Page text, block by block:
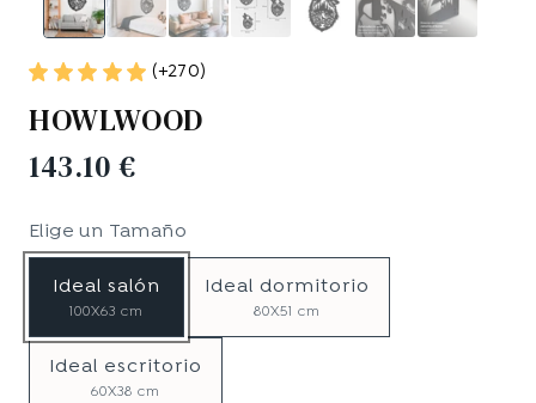
(+270)
HOWLWOOD
143.10 €
Elige un Tamaño
Ideal escritorio
60X38 cm
Ideal dormitorio
80X51 cm
Ideal salón
100X63 cm